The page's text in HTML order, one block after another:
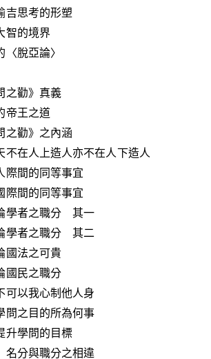
吉思考的形塑
智的境界
脫亞論〉
勸》真義
帝王之道
之勸》之內涵
不在人上造人亦不在人下造人
際間的同等事宜
際間的同等事宜
學者之職分 其一
學者之職分 其二
國法之可貴
國民之職分
可以我心制他人身
問之目的所為何事
升學問的目標
名分與職分之相違